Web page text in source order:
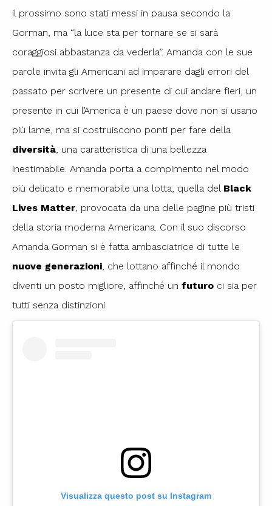
il prossimo sono stati messi in pausa secondo la
Gorman, ma “la luce sta per tornare se si sarà
coraggiosi abbastanza da vederla”. Amanda con le sue
parole invita gli Americani ad imparare dagli errori del
passato per scrivere un presente di cui andare fieri, un
presente in cui l’America è un paese dove non si usano
più lame, ma si costruiscono ponti per fare della
diversità , una caratteristica di una bellezza
inestimabile. Amanda porta a compimento nel modo
più delicato e memorabile una lotta, quella del Black
Lives Matter , provocata da una delle pagine più tristi
della storia moderna Americana. Con il suo discorso
Amanda Gorman si è fatta ambasciatrice di tutte le
nuove generazioni , che lottano affinché il mondo
diventi un posto migliore, affinché un futuro ci sia per
tutti senza distinzioni.
Visualizza questo post su Instagram